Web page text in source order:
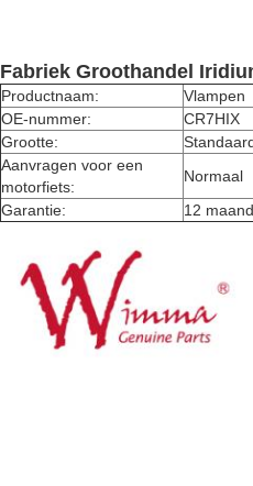
Fabriek Groothandel
Productnaam: Vlampen
OE-nummer:
CR7HIX
Grootte:
Aanvragen voor een
motorfiets:
Normaal
Garantie:
12